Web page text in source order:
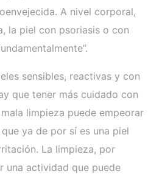
A nivel corporal,
la piel con psoriasis o con
sensibles, reactivas y con
que tener más cuidado con
limpieza puede empeorar
ya de por sí es una piel
La limpieza, por
una actividad que puede